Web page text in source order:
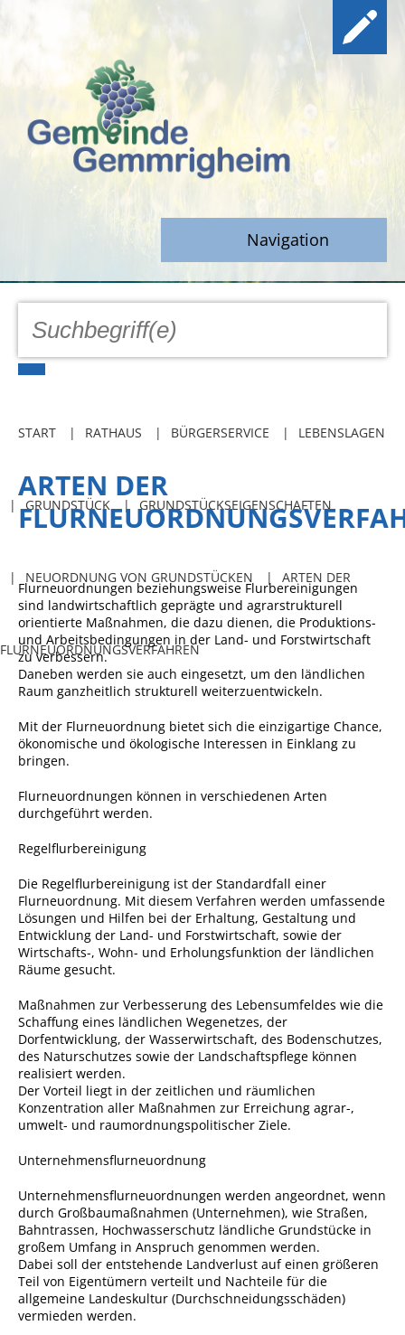
Navigation
GEMEINDE
Freibadkarten
Social Media
Parkraumkonzept
Einrichtungen
Kindertageseinrichtungen
Schulkindbetreuung
Grundschule
Musikschule
Freiwillige Feuerwehr
Bauhof
Friedhof
Kläranlage
Kommunale
Wärmeplanung
Netzmonitor der NetzeBW
Infokalender
Zahlen & Fakten
Angebote für Geflüchtete
Wirtschaft + Handel
START RATHAUS BÜRGERSERVICE LEBENSLAGEN
GRUNDSTÜCK GRUNDSTÜCKSEIGENSCHAFTEN
NEUORDNUNG VON GRUNDSTÜCKEN ARTEN DER
FLURNEUORDNUNGSVERFAHREN
ARTEN DER
Flurneuordnungen beziehungsweise Flurbereinigungen
sind landwirtschaftlich geprägte und agrarstrukturell
orientierte Maßnahmen, die dazu dienen, die Produktions-
und Arbeitsbedingungen in der Land- und Forstwirtschaft
zu verbessern.
Daneben werden sie auch eingesetzt, um den ländlichen
Raum ganzheitlich strukturell weiterzuentwickeln.
Mit der Flurneuordnung bietet sich die einzigartige Chance,
ökonomische und ökologische Interessen in Einklang zu
bringen.
Flurneuordnungen können in verschiedenen Arten
durchgeführt werden.
Regelflurbereinigung
Die Regelflurbereinigung ist der Standardfall einer
Flurneuordnung. Mit diesem Verfahren werden umfassende
Lösungen und Hilfen bei der Erhaltung, Gestaltung und
Entwicklung der Land- und Forstwirtschaft, sowie der
Wirtschafts-, Wohn- und Erholungsfunktion der ländlichen
Räume gesucht.
Maßnahmen zur Verbesserung des Lebensumfeldes wie die
Schaffung eines ländlichen Wegenetzes, der
Dorfentwicklung, der Wasserwirtschaft, des Bodenschutzes,
des Naturschutzes sowie der Landschaftspflege können
realisiert werden.
Der Vorteil liegt in der zeitlichen und räumlichen
Konzentration aller Maßnahmen zur Erreichung agrar-,
umwelt- und raumordnungspolitischer Ziele.
Unternehmensflurneuordnung
Unternehmensflurneuordnungen werden angeordnet, wenn
durch Großbaumaßnahmen (Unternehmen), wie Straßen,
Bahntrassen, Hochwasserschutz ländliche Grundstücke in
großem Umfang in Anspruch genommen werden.
Dabei soll der entstehende Landverlust auf einen größeren
Teil von Eigentümern verteilt und Nachteile für die
allgemeine Landeskultur (Durchschneidungsschäden)
vermieden werden.